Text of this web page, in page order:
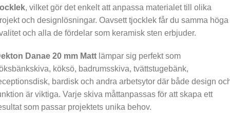
, vilket gör det enkelt att anpassa materialet till olika
och designlösningar. Oavsett tjocklek får du samma höga
och alla de fördelar som keramisk sten erbjuder.
Danae 20 mm Matt lämpar sig perfekt som
köksö, badrumsskiva, tvättstugebänk,
bardisk och andra arbetsytor där både design
är viktiga. Varje skiva måttanpassas för att skapa ett
som passar projektets unika behov.